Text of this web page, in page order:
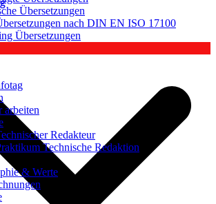
Übersetzungen
nach DIN EN ISO 17100
Übersetzungen
arbeiten
Redakteur
Technische Redaktion
& Werte